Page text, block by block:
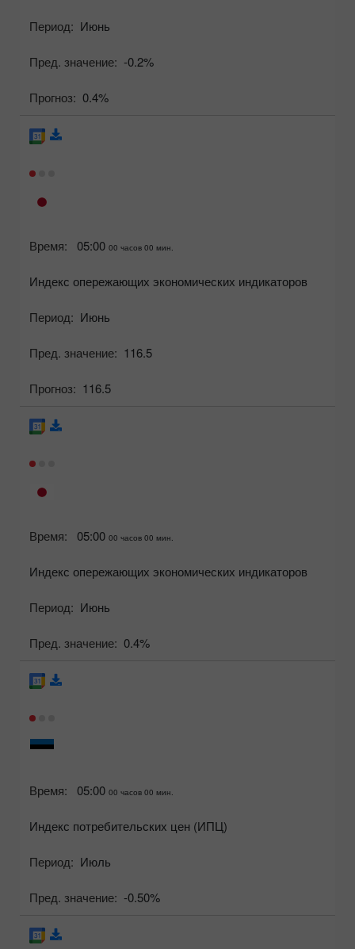
Период: Июнь
Пред. значение: -0.2%
Прогноз: 0.4%
Время: 05:00 00 часов 00 мин.
Индекс опережающих экономических индикаторов
Период: Июнь
Пред. значение: 116.5
Прогноз: 116.5
Время: 05:00 00 часов 00 мин.
Индекс опережающих экономических индикаторов
Период: Июнь
Пред. значение: 0.4%
Время: 05:00 00 часов 00 мин.
Индекс потребительских цен (ИПЦ)
Период: Июль
Пред. значение: -0.50%